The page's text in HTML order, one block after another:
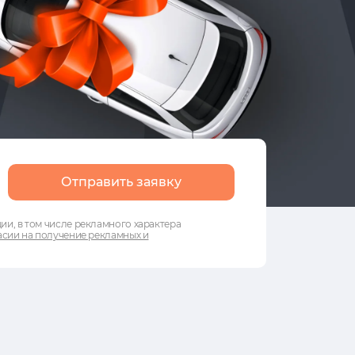
в том числе рекламного характера
на получение рекламных и
Отправить заявку